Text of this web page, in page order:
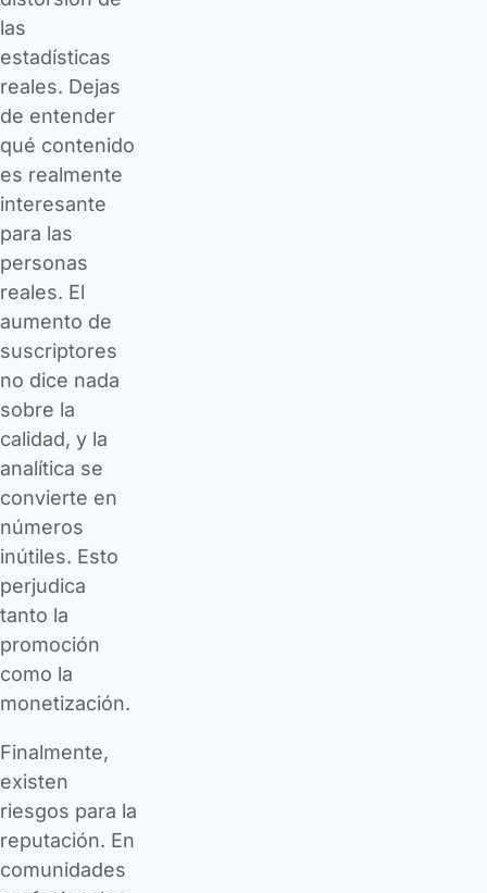
las
estadísticas
reales. Dejas
de entender
qué contenido
es realmente
interesante
para las
personas
reales. El
aumento de
suscriptores
no dice nada
sobre la
calidad, y la
analítica se
convierte en
números
inútiles. Esto
perjudica
tanto la
promoción
como la
monetización.
Finalmente,
existen
riesgos para la
reputación. En
comunidades